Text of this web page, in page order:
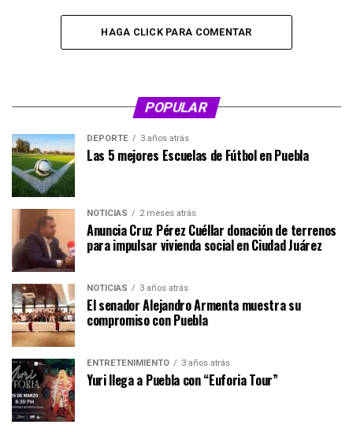
HAGA CLICK PARA COMENTAR
POPULAR
DEPORTE 3 años atrás
Las 5 mejores Escuelas de Fútbol en Puebla
NOTICIAS 2 meses atrás
Anuncia Cruz Pérez Cuéllar donación de terrenos
para impulsar vivienda social en Ciudad Juárez
NOTICIAS 3 años atrás
El senador Alejandro Armenta muestra su
compromiso con Puebla
ENTRETENIMIENTO 3 años atrás
Yuri llega a Puebla con “Euforia Tour”